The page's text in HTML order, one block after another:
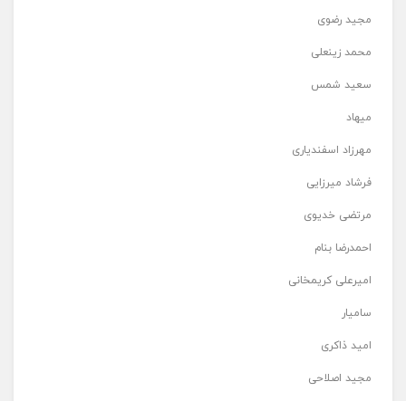
مجید رضوی
محمد زینعلی
سعید شمس
میهاد
مهرزاد اسفندیاری
فرشاد میرزایی
مرتضی خدیوی
احمدرضا بنام
امیرعلی کریمخانی
سامیار
امید ذاکری
مجید اصلاحی